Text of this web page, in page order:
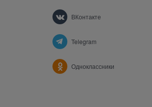
ВКонтакте
Telegram
Одноклассники